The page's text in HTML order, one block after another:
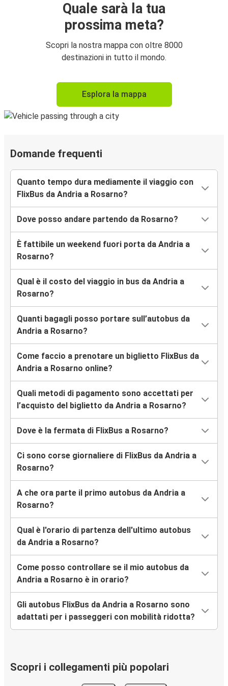
Quale sarà la tua
prossima meta?
Scopri la nostra mappa con oltre 8000
destinazioni in tutto il mondo.
Esplora la mappa
Domande frequenti
Quanto tempo dura mediamente il viaggio con
FlixBus da Andria a Rosarno?
Dove posso andare partendo da Rosarno?
È fattibile un weekend fuori porta da Andria a
Rosarno?
Qual è il costo del viaggio in bus da Andria a
Rosarno?
Quanti bagagli posso portare sull’autobus da
Andria a Rosarno?
Come faccio a prenotare un biglietto FlixBus da
Andria a Rosarno online?
Quali metodi di pagamento sono accettati per
l’acquisto del biglietto da Andria a Rosarno?
Dove è la fermata di FlixBus a Rosarno?
Ci sono corse giornaliere di FlixBus da Andria a
Rosarno?
A che ora parte il primo autobus da Andria a
Rosarno?
Qual è l'orario di partenza dell'ultimo autobus
da Andria a Rosarno?
Come posso controllare se il mio autobus da
Andria a Rosarno è in orario?
Gli autobus FlixBus da Andria a Rosarno sono
adattati per i passeggeri con mobilità ridotta?
Scopri i collegamenti più popolari